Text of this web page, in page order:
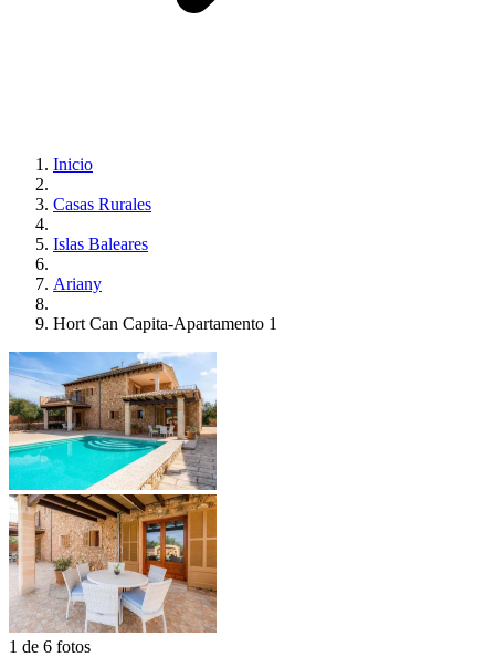
Inicio
Casas Rurales
Islas Baleares
Ariany
Hort Can Capita-Apartamento 1
1 de 6 fotos